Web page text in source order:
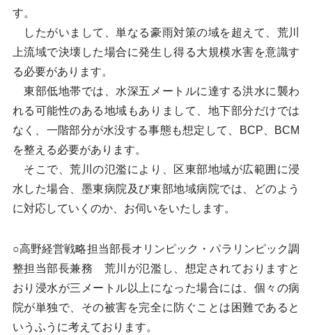
す。
したがいまして、単なる豪雨対策の域を超えて、荒川
上流域で決壊した場合に発生し得る大規模水害を意識す
る必要があります。
東部低地帯では、水深五メートルに達する洪水に襲わ
れる可能性のある地域もありまして、地下部分だけでは
なく、一階部分が水没する事態も想定して、BCP、BCM
を整える必要があります。
そこで、荒川の氾濫により、区東部地域が広範囲に浸
水した場合、墨東病院及び東部地域病院では、どのよう
に対応していくのか、お伺いをいたします。
○高野経営戦略担当部長オリンピック・パラリンピック調
整担当部長兼務 荒川が氾濫し、想定されておりますと
おり浸水が三メートル以上になった場合には、個々の病
院が単独で、その被害を完全に防ぐことは困難であると
いうふうに考えております。